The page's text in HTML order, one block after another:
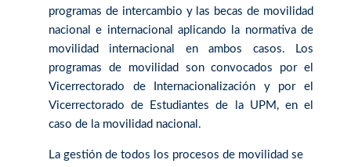
programas de intercambio y las becas de movilidad
nacional e internacional aplicando la normativa de
movilidad internacional en ambos casos. Los
programas de movilidad son convocados por el
Vicerrectorado de Internacionalización y por el
Vicerrectorado de Estudiantes de la UPM, en el
caso de la movilidad nacional.
La gestión de todos los procesos de movilidad se